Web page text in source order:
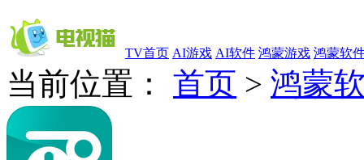
TV首页 AI游戏 AI软件 鸿蒙游戏 鸿蒙软
当前位置： 首页 > 鸿蒙